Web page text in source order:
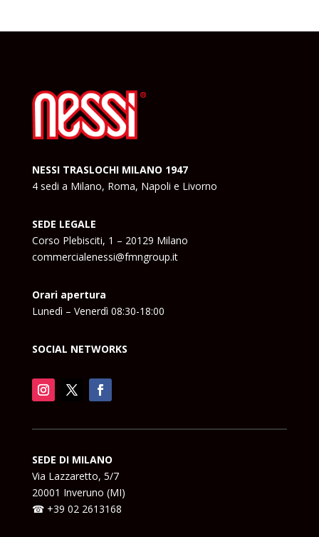
NESSI TRASLOCHI MILANO 1947
4 sedi a Milano, Roma, Napoli e Livorno
SEDE LEGALE
Corso Plebisciti, 1 – 20129 Milano
commercialenessi@fmngroup.it
Orari apertura
Lunedì – Venerdì 08:30-18:00
SOCIAL NETWORKS
SEDE DI MILANO
Via Lazzaretto, 5/7
20001 Inveruno (MI)
☎ +39 02 2613168